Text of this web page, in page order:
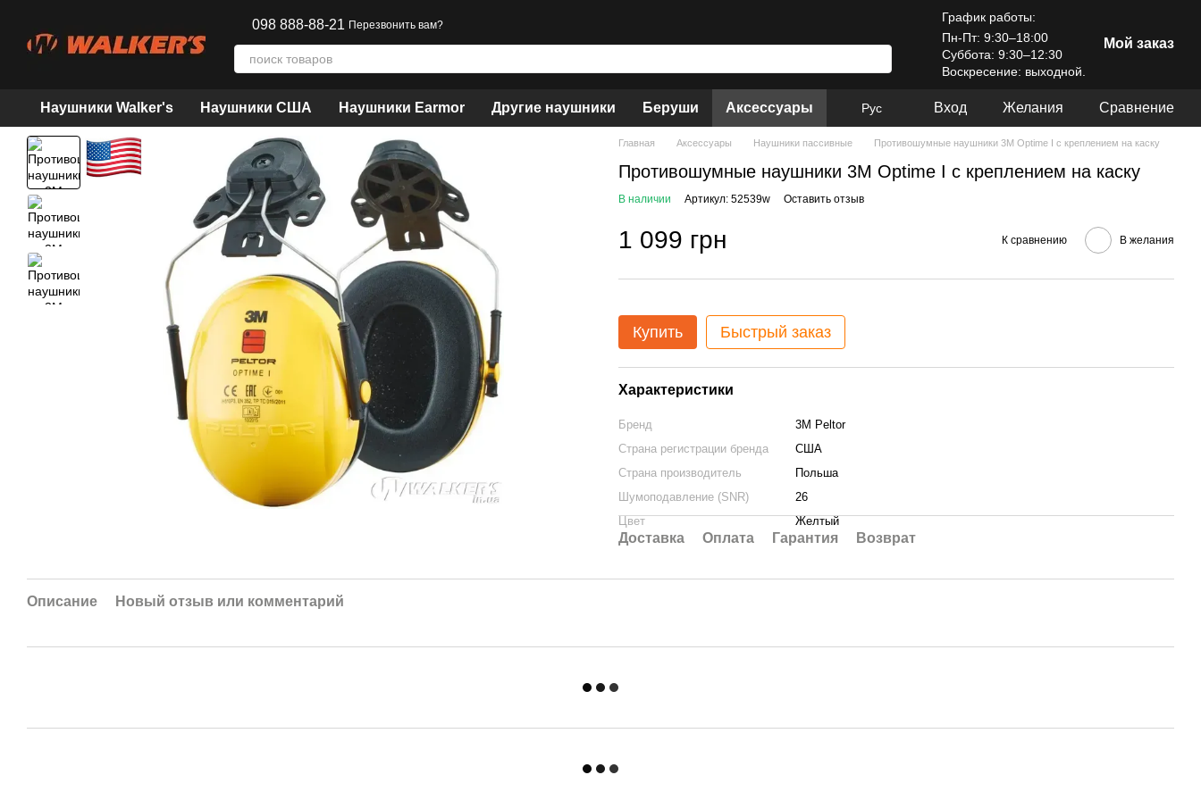
098 888-88-21 Перезвонить вам?
График работы:
Пн-Пт: 9:30–18:00
Суббота: 9:30–12:30
Воскресение: выходной.
Мой заказ
Наушники Walker's Наушники США Наушники Earmor Другие наушники Беруши Аксессуары Рус Вход Желания Сравнение
Главная Аксессуары Наушники пассивные Противошумные наушники 3M Optime I с креплением на каску
Противошумные наушники 3M Optime I с креплением на каску
В наличии Артикул: 52539w Оставить отзыв
1 099 грн К сравнению В желания
Купить Быстрый заказ
Характеристики
Бренд
3M Peltor
Страна регистрации бренда
США
Страна производитель
Польша
Шумоподавление (SNR)
26
Цвет
Желтый
Доставка Оплата Гарантия Возврат
Описание Новый отзыв или комментарий